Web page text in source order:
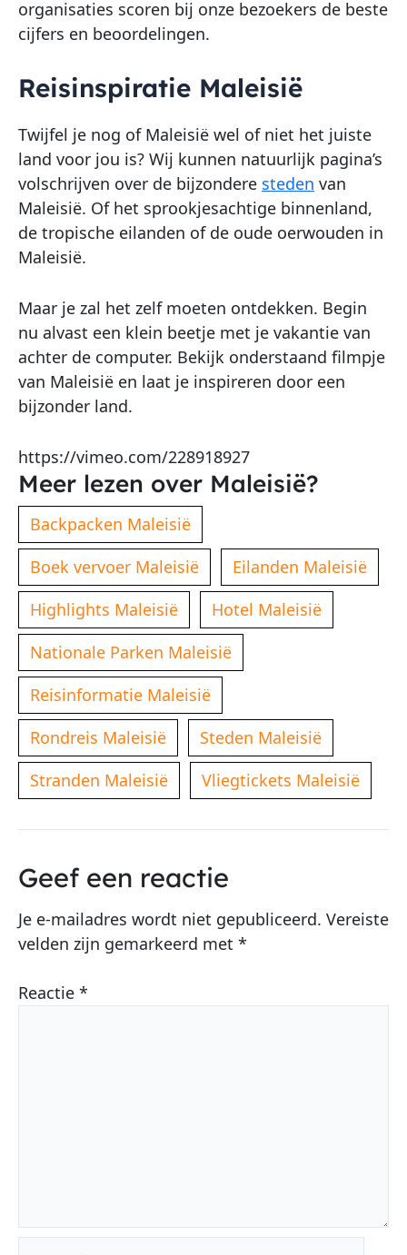
organisaties scoren bij onze bezoekers de beste
cijfers en beoordelingen.
Reisinspiratie Maleisië
Twijfel je nog of Maleisië wel of niet het juiste
land voor jou is? Wij kunnen natuurlijk pagina’s
volschrijven over de bijzondere steden van
Maleisië. Of het sprookjesachtige binnenland,
de tropische eilanden of de oude oerwouden in
Maleisië.
Maar je zal het zelf moeten ontdekken. Begin
nu alvast een klein beetje met je vakantie van
achter de computer. Bekijk onderstaand filmpje
van Maleisië en laat je inspireren door een
bijzonder land.
https://vimeo.com/228918927
Meer lezen over Maleisië?
Backpacken Maleisië
Boek vervoer Maleisië
Eilanden Maleisië
Highlights Maleisië
Hotel Maleisië
Nationale Parken Maleisië
Reisinformatie Maleisië
Rondreis Maleisië
Steden Maleisië
Stranden Maleisië
Vliegtickets Maleisië
Geef een reactie
Je e-mailadres wordt niet gepubliceerd. Vereiste
velden zijn gemarkeerd met *
Reactie *